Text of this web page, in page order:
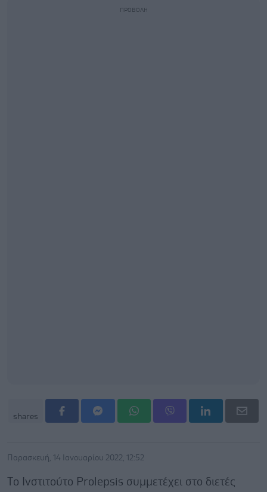
shares
Παρασκευή, 14 Ιανουαρίου 2022, 12:52
Tο Ινστιτούτο Prolepsis συμμετέχει στο διετές